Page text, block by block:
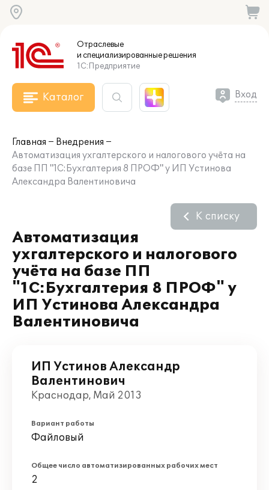
Отраслевые
и специализированныерешения
1С:Предприятие
Каталог Вход
Главная
Внедрения
Автоматизация ухгалтерского и налогового учёта на
базе ПП "1С:Бухгалтерия 8 ПРОФ" у ИП Устинова
Александра Валентиновича
Автоматизация
ухгалтерского и налогового
учёта на базе ПП
"1С:Бухгалтерия 8 ПРОФ" у
ИП Устинова Александра
Валентиновича
К списку
ИП Устинов Александр
Валентинович
Краснодар, Май 2013
Вариант работы
Файловый
Общее число автоматизированных рабочих мест
2